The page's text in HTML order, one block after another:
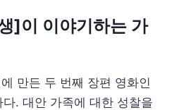
]이 이야기하는 가
만든 두 번째 장편 영화인
. 대안 가족에 대한 성찰을